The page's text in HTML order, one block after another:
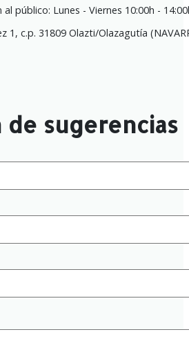
público: Lunes - Viernes 10:00h -
1, c.p. 31809 Olazti/Olazagutía
de sugerencias